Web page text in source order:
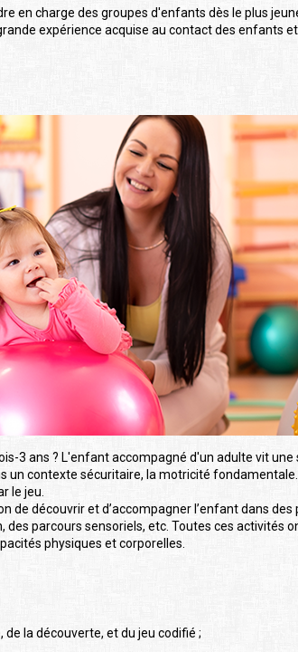
en charge des groupes d'enfants dès le plus
expérience acquise au contact des enfants
3 ans ? L'enfant accompagné d'un adulte vit
un contexte sécuritaire, la motricité
le jeu.
de découvrir et d’accompagner l’enfant dans
des parcours sensoriels, etc. Toutes ces activités
physiques et corporelles.
la découverte, et du jeu codifié ;